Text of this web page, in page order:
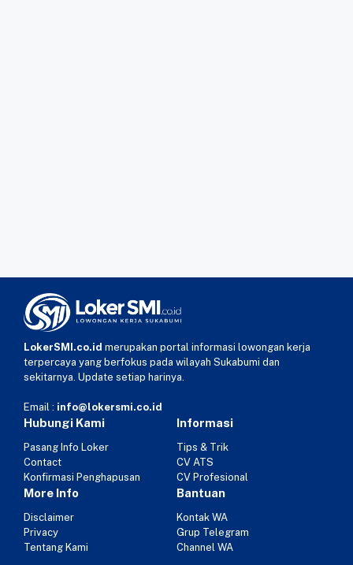
LokerSMI.co.id merupakan portal informasi lowongan kerja
terpercaya yang berfokus pada wilayah Sukabumi dan
sekitarnya. Update setiap harinya.
Email : info@lokersmi.co.id
Hubungi Kami
Pasang Info Loker
Contact
Konfirmasi Penghapusan
Informasi
Tips & Trik
CV ATS
CV Profesional
More Info
Disclaimer
Privacy
Tentang Kami
Bantuan
Kontak WA
Grup Telegram
Channel WA